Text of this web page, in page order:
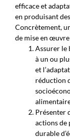
efficace et
en produisant
Concrètement,
de mise en
Assurer le
à un ou
et
réduction
Présenter
actions de
durable